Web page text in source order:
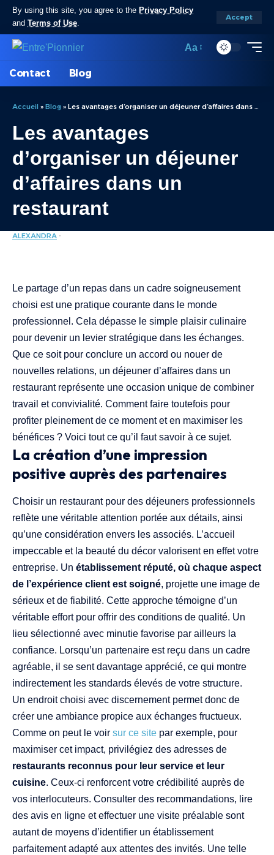
By using this site, you agree to the Privacy Policy
and Terms of Use.
Accept
Aa
Contact Blog
Accueil » Blog » Les avantages d’organiser un déjeuner d’affaires dans un restaurant
Les avantages
d’organiser un déjeuner
d’affaires dans un
restaurant
ALEXANDRA
Le partage d’un repas dans un cadre soigneusement
choisi est une pratique courante dans le monde
professionnel. Cela dépasse le simple plaisir culinaire
pour devenir un levier stratégique dans les échanges.
Que ce soit pour conclure un accord ou nouer de
nouvelles relations, un déjeuner d’affaires dans un
restaurant représente une occasion unique de combiner
travail et convivialité. Comment faire toutefois pour
profiter pleinement de ce moment et en maximiser les
bénéfices ? Voici tout ce qu’il faut savoir à ce sujet.
La création d’une impression
positive auprès des partenaires
Choisir un restaurant pour des déjeuners professionnels
reflète une véritable attention portée aux détails, ainsi
qu’une considération envers les associés. L’accueil
impeccable et la beauté du décor valorisent en effet votre
entreprise. Un établissement réputé, où chaque aspect
de l’expérience client est soigné, projette une image de
sérieux et de fiabilité. Cette approche témoigne d’un
véritable effort pour offrir des conditions de qualité. Un
lieu sélectionné avec minutie favorise par ailleurs la
confiance. Lorsqu’un partenaire est reçu dans un cadre
agréable, il se sent davantage apprécié, ce qui montre
indirectement les standards élevés de votre structure.
Un endroit choisi avec discernement permet donc de
créer une ambiance propice aux échanges fructueux.
Comme on peut le voir sur ce site par exemple, pour
maximiser cet impact, privilégiez des adresses de
restaurants reconnus pour leur service et leur
cuisine. Ceux-ci renforcent votre crédibilité auprès de
vos interlocuteurs. Consulter des recommandations, lire
des avis en ligne et effectuer une visite préalable sont
autant de moyens d’identifier un établissement
parfaitement adapté aux attentes des invités. Une telle